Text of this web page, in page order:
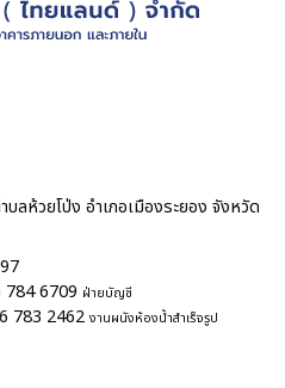
ลห้วยโป่ง อำเภอเมืองระยอง จังหวัด
784 6709 ฝ่ายบัญชี
783 2462 งานผนังห้องน้ำสำเร็จรูป